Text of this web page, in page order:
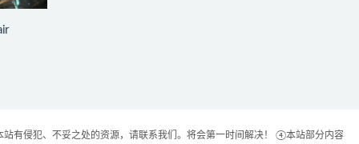
有侵犯、不妥之处的资源，请联系我们。将会第一时间解决！ ④本站部分内容